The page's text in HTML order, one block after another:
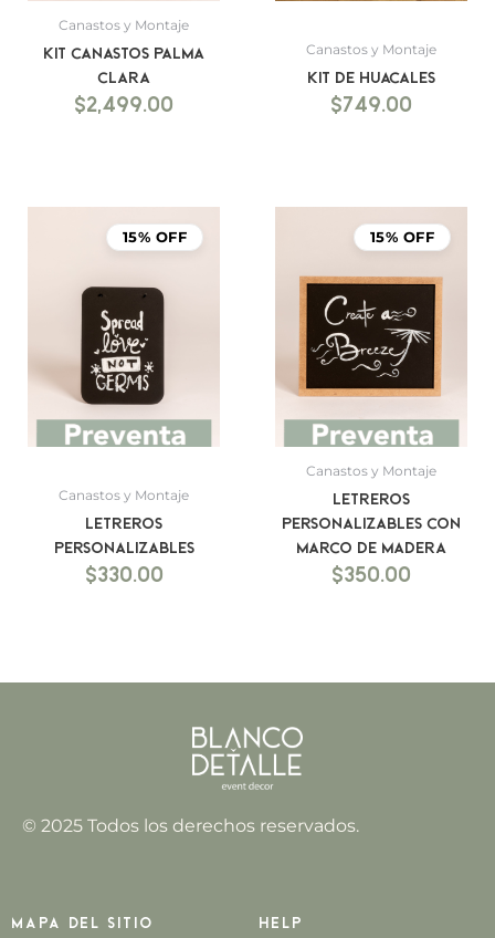
Canastos y Montaje
Kit canastos palma
clara
$2,499.00
Canastos y Montaje
Kit de Huacales
$749.00
15% OFF
Canastos y Montaje
Letreros
personalizables
$330.00
15% OFF
Canastos y Montaje
Letreros
personalizables con
marco de madera
$350.00
© 2025 Todos los derechos reservados.
Mapa del sitio Help